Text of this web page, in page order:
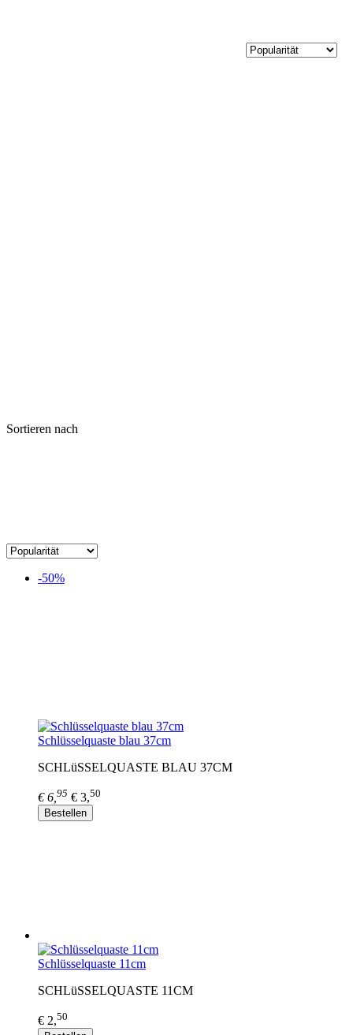
Sortieren nach
-50%
Schlüsselquaste blau 37cm
SCHLüSSELQUASTE BLAU 37CM
€ 6, 95 € 3,50
Bestellen
Schlüsselquaste 11cm
SCHLüSSELQUASTE 11CM
€ 2,50